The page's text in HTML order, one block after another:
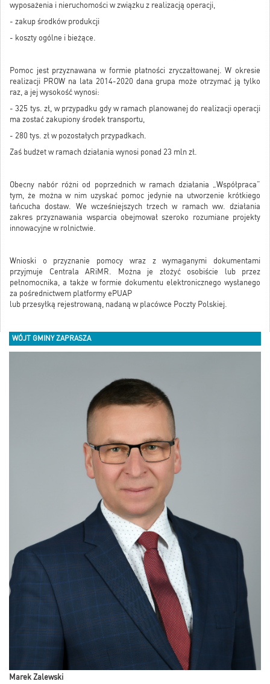
wyposażenia i nieruchomości w związku z realizacją operacji,
- zakup środków produkcji
- koszty ogólne i bieżące.
Pomoc jest przyznawana w formie płatności zryczałtowanej. W okresie
realizacji PROW na lata 2014-2020 dana grupa może otrzymać ją tylko
raz, a jej wysokość wynosi:
- 325 tys. zł, w przypadku gdy w ramach planowanej do realizacji operacji
ma zostać zakupiony środek transportu,
- 280 tys. zł w pozostałych przypadkach.
Zaś budżet w ramach działania wynosi ponad 23 mln zł.
Obecny nabór różni od poprzednich w ramach działania „Współpraca”
tym, że można w nim uzyskać pomoc jedynie na utworzenie krótkiego
łańcucha dostaw. We wcześniejszych trzech w ramach ww. działania
zakres przyznawania wsparcia obejmował szeroko rozumiane projekty
innowacyjne w rolnictwie.
Wnioski o przyznanie pomocy wraz z wymaganymi dokumentami
przyjmuje Centrala ARiMR. Można je złożyć osobiście lub przez
pełnomocnika, a także w formie dokumentu elektronicznego wysłanego
za pośrednictwem platformy ePUAP
lub przesyłką rejestrowaną, nadaną w placówce Poczty Polskiej.
WÓJT GMINY ZAPRASZA
Marek Zalewski